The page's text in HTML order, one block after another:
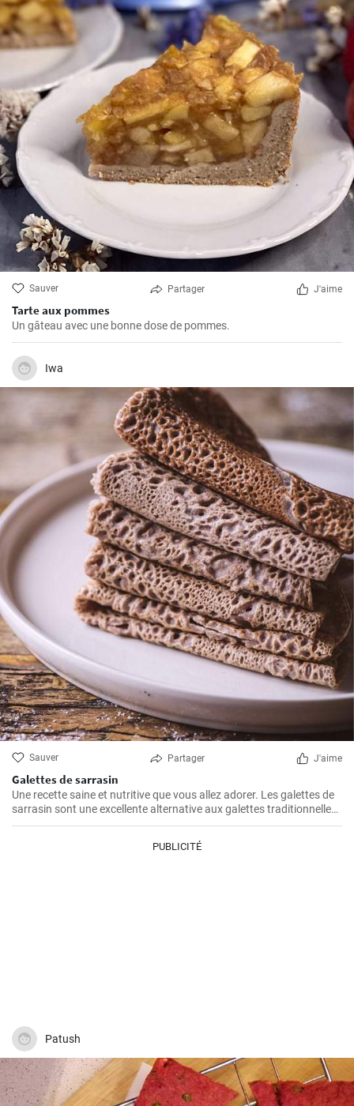
Sauver Partager J'aime
Tarte aux pommes
Un gâteau avec une bonne dose de pommes.
Iwa
Sauver Partager J'aime
Galettes de sarrasin
Une recette saine et nutritive que vous allez adorer. Les galettes de
sarrasin sont une excellente alternative aux galettes traditionnelles
et conviennent pour le petit déjeuner, le déjeuner ou le dîner.
PUBLICITÉ
Patush